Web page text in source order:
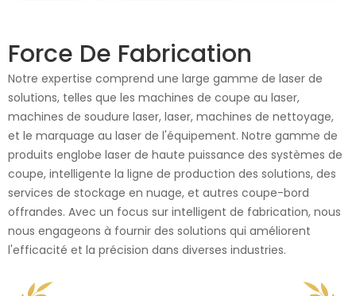
Force De Fabrication
Notre expertise comprend une large gamme de laser de
solutions, telles que les machines de coupe au laser,
machines de soudure laser, laser, machines de nettoyage,
et le marquage au laser de l'équipement. Notre gamme de
produits englobe laser de haute puissance des systèmes de
coupe, intelligente la ligne de production des solutions, des
services de stockage en nuage, et autres coupe-bord
offrandes. Avec un focus sur intelligent de fabrication, nous
nous engageons à fournir des solutions qui améliorent
l'efficacité et la précision dans diverses industries.